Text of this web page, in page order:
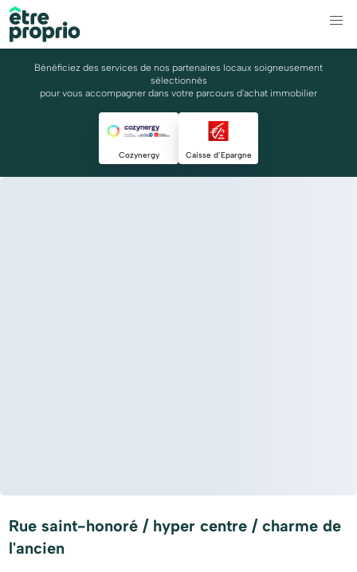
Bénéficiez des services de nos partenaires locaux soigneusement
sélectionnés
pour vous accompagner dans votre parcours d'achat immobilier
Cozynergy Caisse d’Epargne
Rue saint-honoré / hyper centre / charme de
l'ancien